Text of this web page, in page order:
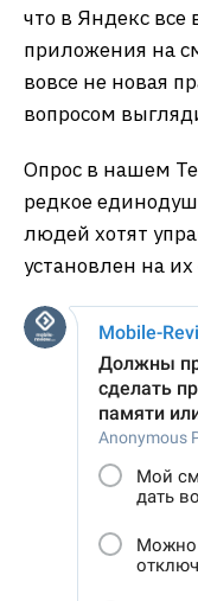
что в Яндекс
приложения на
вовсе не новая
вопросом
Опрос в нашем
редкое
людей хотят
установлен на